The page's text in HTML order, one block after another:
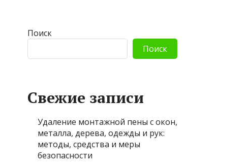
Поиск
Поиск
Свежие записи
Удаление монтажной пены с окон,
металла, дерева, одежды и рук:
методы, средства и меры
безопасности